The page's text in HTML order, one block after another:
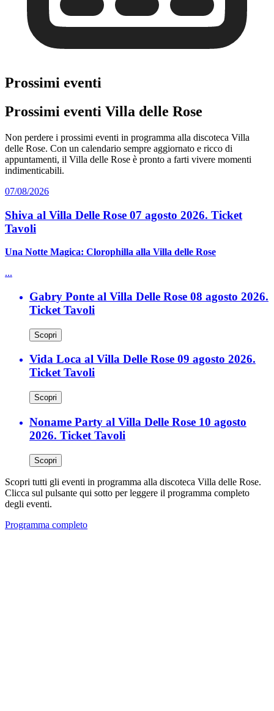
Prossimi eventi
Prossimi eventi Villa delle Rose
Non perdere i prossimi eventi in programma alla discoteca Villa
delle Rose. Con un calendario sempre aggiornato e ricco di
appuntamenti, il Villa delle Rose è pronto a farti vivere momenti
indimenticabili.
07/08/2026
Shiva al Villa Delle Rose 07 agosto 2026. Ticket
Tavoli
Una Notte Magica: Clorophilla alla Villa delle Rose
...
Gabry Ponte al Villa Delle Rose 08 agosto 2026.
Ticket Tavoli
Scopri
Vida Loca al Villa Delle Rose 09 agosto 2026.
Ticket Tavoli
Scopri
Noname Party al Villa Delle Rose 10 agosto
2026. Ticket Tavoli
Scopri
Scopri tutti gli eventi in programma alla discoteca Villa delle Rose.
Clicca sul pulsante qui sotto per leggere il programma completo
degli eventi.
Programma completo